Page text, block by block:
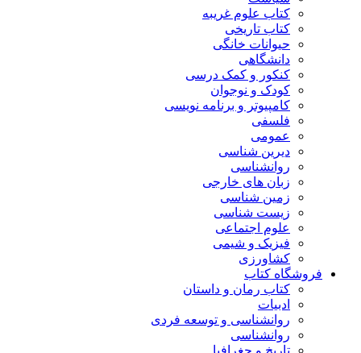
کتاب علوم غریبه
کتاب تاریخی
حیوانات خانگی
دانشگاهی
کنکور و کمک‌ درسی
کودک و نوجوان
کامپیوتر و برنامه نویسی
فلسفی
عمومی
دیرین شناسی
روانشناسی
زبان های خارجی
زمین شناسی
زیست شناسی
علوم اجتماعی
فیزیک و شیمی
کشاورزی
فروشگاه کتاب
کتاب رمان و داستان
ادبیات
روانشناسی و توسعه فردی
روانشناسی
تاریخ و جغرافیا